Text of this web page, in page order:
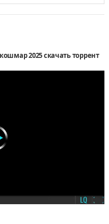
2025 скачать торрент